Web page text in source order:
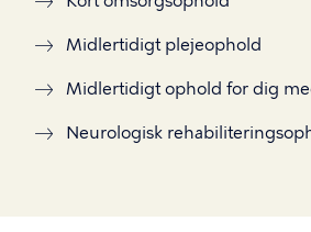
Midlertidigt plejeophold
Midlertidigt ophold for dig
Neurologisk